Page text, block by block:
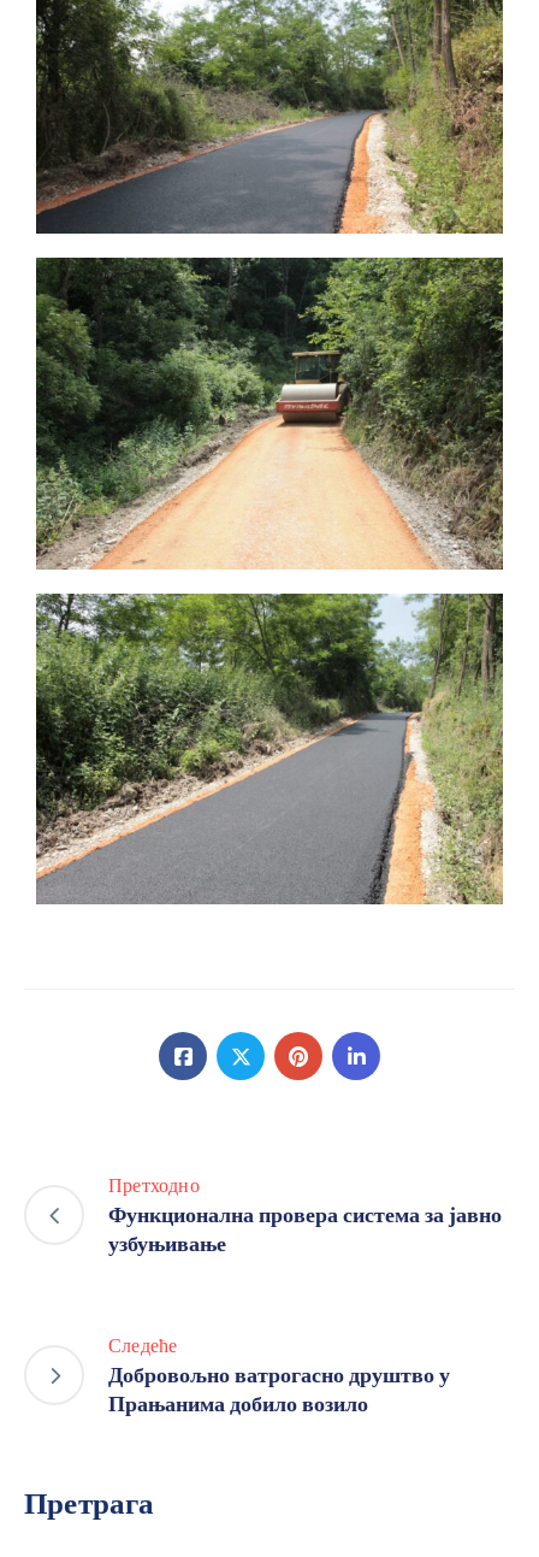
Претходно
Функционална провера система за јавно
узбуњивање
Следеће
Добровољно ватрогасно друштво у
Прањанима добило возило
Претрага